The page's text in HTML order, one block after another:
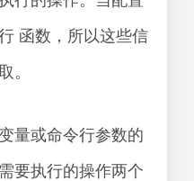
函数，所以这些信
。
量或命令行参数的
要执行的操作两个